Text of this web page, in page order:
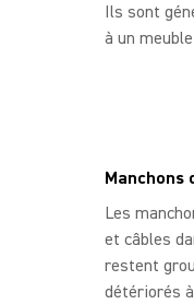
Ils sont
à un
Manchons
Les
et câbles
restent
détériorés